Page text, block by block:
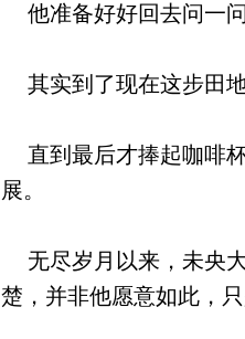
他准备好好回去问一
其实到了现在这步田地
直到最后才捧起咖啡
展。
无尽岁月以来，未央
楚，并非他愿意如此，